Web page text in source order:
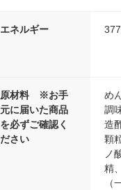
エネルギー
原材料 ※お手
元に届いた商品
を必ずご確認く
ださい
め
調
造
顆
ノ
精